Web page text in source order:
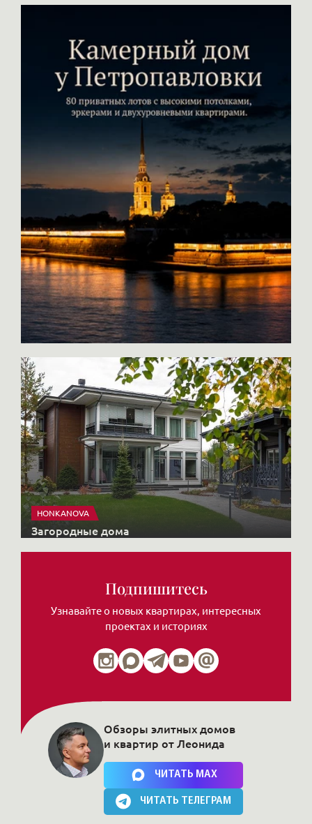
HONKANOVA
Загородные дома
Подпишитесь
Узнавайте о новых квартирах, интересных
проектах и историях
Нажимая на кнопку, Вы соглашаетесь c политикой сайта
Обзоры элитных домов
и квартир от Леонида
ЧИТАТЬ MAX
ЧИТАТЬ ТЕЛЕГРАМ